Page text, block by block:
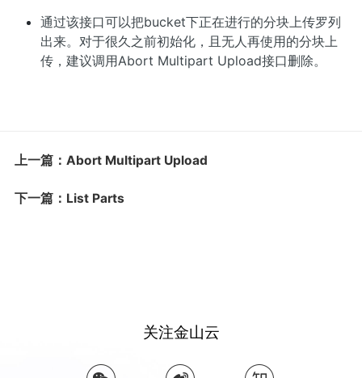
通过该接口可以把bucket下正在进行的分块上传罗列
出来。对于很久之前初始化，且无人再使用的分块上
传，建议调用Abort Multipart Upload接口删除。
上一篇：Abort Multipart Upload
下一篇：List Parts
关注金山云